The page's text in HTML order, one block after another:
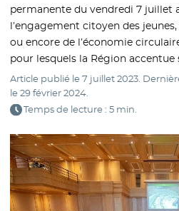
permanente du vendredi 7 juillet
l’engagement citoyen des
ou encore de l’économie
pour lesquels la Région accentue
Article publié le7 juillet 2023.
le29 février 2024.
Temps de lecture : 5 min.